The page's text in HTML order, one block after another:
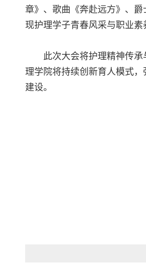
章》、歌曲《奔赴远方》、
现护理学子青春风采与职业素
此次大会将护理精神传
理学院将持续创新育人模式
建设。